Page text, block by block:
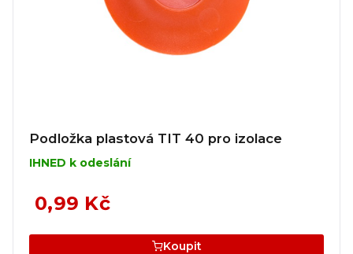
Podložka plastová TIT 40 pro izolace
IHNED k odeslání
0,99 Kč
Koupit